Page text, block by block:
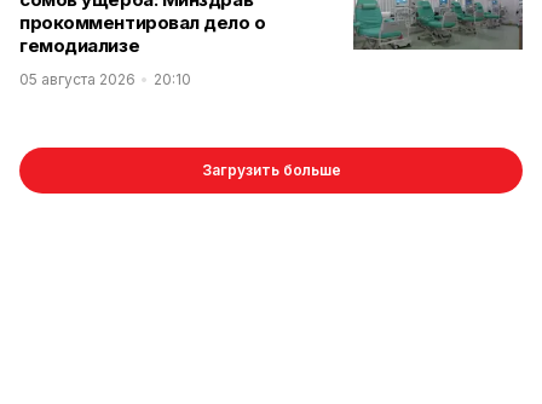
прокомментировал дело о
гемодиализе
05 августа 2026 20:10
Загрузить больше